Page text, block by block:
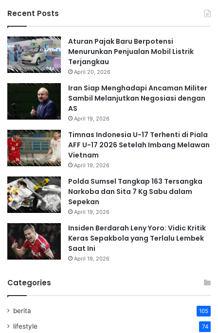
Recent Posts
Aturan Pajak Baru Berpotensi
Menurunkan Penjualan Mobil Listrik
Terjangkau
April 20, 2026
Iran Siap Menghadapi Ancaman Militer
Sambil Melanjutkan Negosiasi dengan
AS
April 19, 2026
Timnas Indonesia U-17 Terhenti di Piala
AFF U-17 2026 Setelah Imbang Melawan
Vietnam
April 19, 2026
Polda Sumsel Tangkap 163 Tersangka
Narkoba dan Sita 7 Kg Sabu dalam
Sepekan
April 19, 2026
Insiden Berdarah Leny Yoro: Vidic Kritik
Keras Sepakbola yang Terlalu Lembek
Saat Ini
April 19, 2026
Categories
berita 105
lifestyle 74